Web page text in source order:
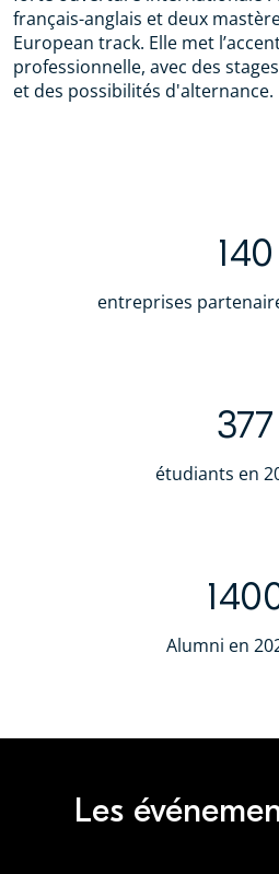
français-anglais et deux
European track. Elle met
professionnelle, avec des
et des possibilités d'alternance.
140
entreprises
377
étudiants en
Alumni en
Les